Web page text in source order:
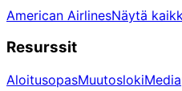
American AirlinesNäytä
Resurssit
AloitusopasMuutosloki